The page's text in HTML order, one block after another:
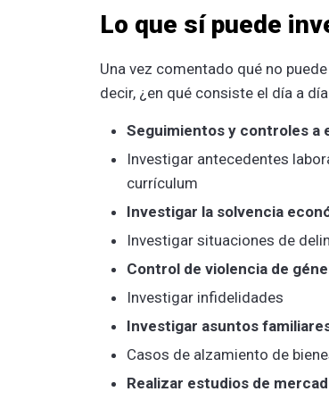
Lo que sí puede
Una vez comentado qué no
decir, ¿en qué consiste el día a
Seguimientos y controles a
Investigar antecedentes
currículum
Investigar la solvencia
Investigar situaciones de
Control de violencia de
Investigar infidelidades
Investigar asuntos
Casos de alzamiento de
Realizar estudios de